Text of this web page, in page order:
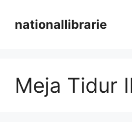
contentnationallibrarie
Meja Tidur